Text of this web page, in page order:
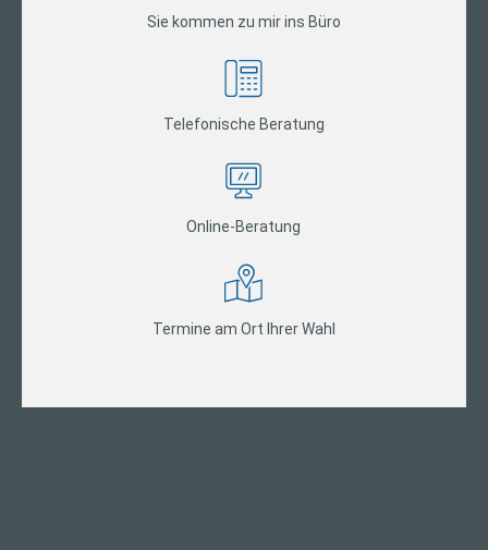
Sie kommen zu mir ins Büro
Telefonische Beratung
Online-Beratung
Termine am Ort Ihrer Wahl